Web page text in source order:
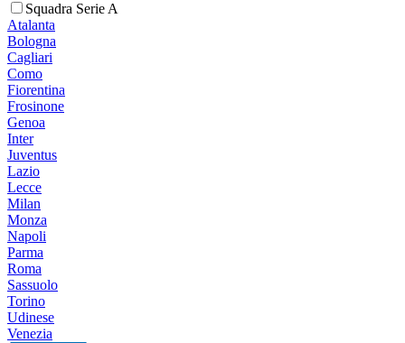
Squadra Serie A
Atalanta
Bologna
Cagliari
Como
Fiorentina
Frosinone
Genoa
Inter
Juventus
Lazio
Lecce
Milan
Monza
Napoli
Parma
Roma
Sassuolo
Torino
Udinese
Venezia